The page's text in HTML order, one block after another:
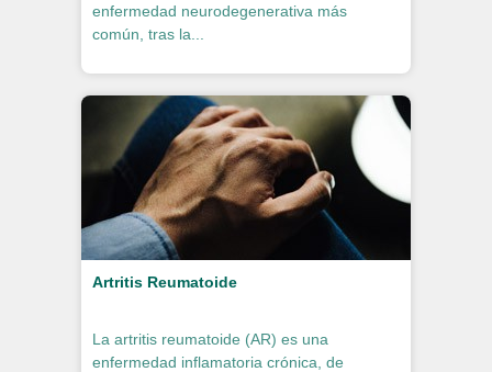
enfermedad neurodegenerativa más
común, tras la...
Artritis Reumatoide
La artritis reumatoide (AR) es una
enfermedad inflamatoria crónica, de